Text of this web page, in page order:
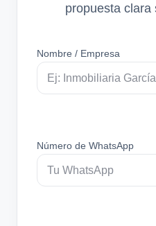
propuesta clara
Nombre / Empresa
Número de WhatsApp